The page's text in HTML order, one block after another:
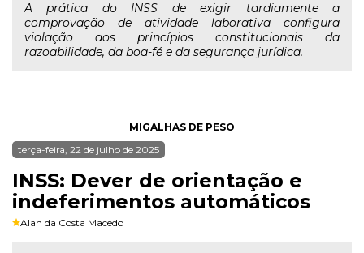
A prática do INSS de exigir tardiamente a
comprovação de atividade laborativa configura
violação aos princípios constitucionais da
razoabilidade, da boa-fé e da segurança jurídica.
MIGALHAS DE PESO
terça-feira, 22 de julho de 2025
INSS: Dever de orientação e
indeferimentos automáticos
Alan da Costa Macedo